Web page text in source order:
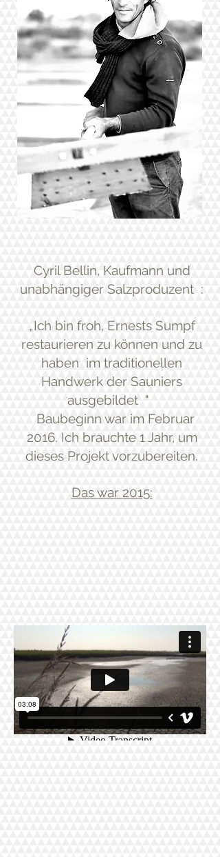
Cyril Bellin, Kaufmann und
unabhängiger Salzproduzent :
„Ich bin froh, Ernests Sumpf
restaurieren zu können und zu
haben im traditionellen
Handwerk der Sauniers
ausgebildet "
Baubeginn war im Februar
2016. Ich brauchte 1 Jahr, um
dieses Projekt vorzubereiten.
Das war 2015: